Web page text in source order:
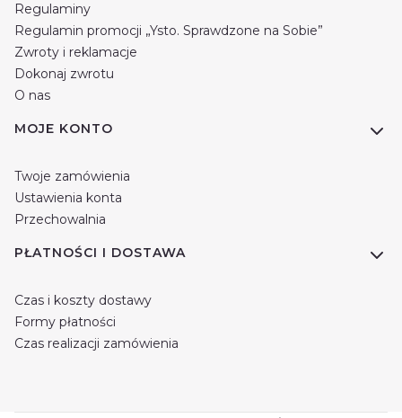
Regulaminy
Regulamin promocji „Ysto. Sprawdzone na Sobie”
Zwroty i reklamacje
Dokonaj zwrotu
O nas
MOJE KONTO
Twoje zamówienia
Ustawienia konta
Przechowalnia
PŁATNOŚCI I DOSTAWA
Czas i koszty dostawy
Formy płatności
Czas realizacji zamówienia